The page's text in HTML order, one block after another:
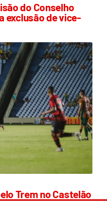
do Conselho
exclusão de vice-
Trem no Castelão